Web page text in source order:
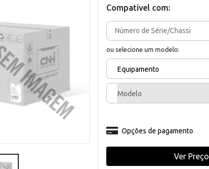
Compativel com:
ou selecione um modelo:
Equipamento
Modelo
Opções de pagamento
Ver Preço